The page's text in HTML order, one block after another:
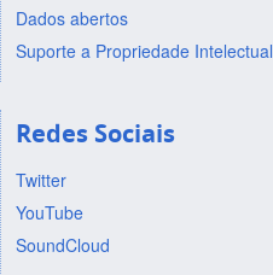
Dados abertos
Suporte a Propriedade Intelectual
Redes Sociais
Twitter
YouTube
SoundCloud